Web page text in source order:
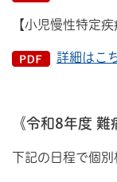
【小児慢性特定
詳細はこ
《令和8年度 難
下記の日程で個別